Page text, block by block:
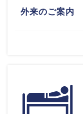
外来のご案内